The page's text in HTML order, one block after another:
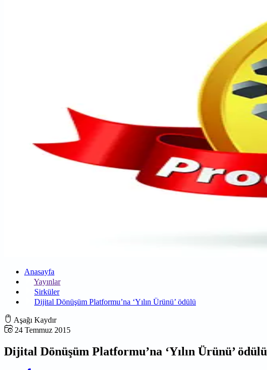
Anasayfa
Yayınlar
Sirküler
Dijital Dönüşüm Platformu’na ‘Yılın Ürünü’ ödülü
Aşağı Kaydır
24 Temmuz 2015
Dijital Dönüşüm Platformu’na ‘Yılın Ürünü’ ödülü